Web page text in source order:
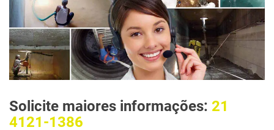
Solicite maiores informações: 21
4121-1386